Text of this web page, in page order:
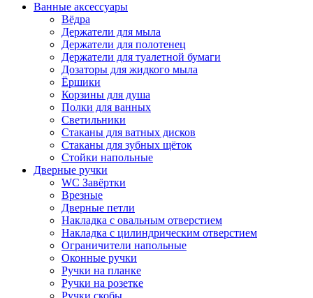
Ванные аксессуары
Вёдра
Держатели для мыла
Держатели для полотенец
Держатели для туалетной бумаги
Дозаторы для жидкого мыла
Ёршики
Корзины для душа
Полки для ванных
Светильники
Стаканы для ватных дисков
Стаканы для зубных щёток
Стойки напольные
Дверные ручки
WC Завёртки
Врезные
Дверные петли
Накладка с овальным отверстием
Накладка с цилиндрическим отверстием
Ограничители напольные
Оконные ручки
Ручки на планке
Ручки на розетке
Ручки скобы